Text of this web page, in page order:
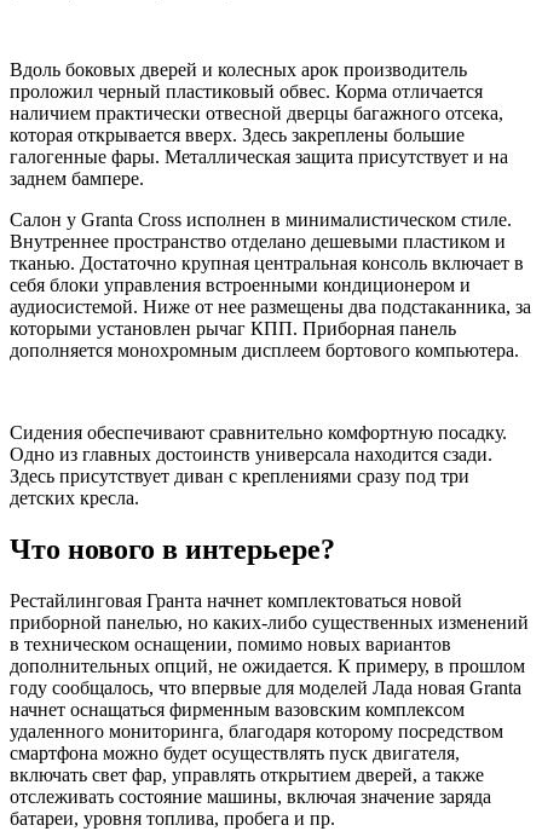
Вдоль боковых дверей и колесных арок производитель
проложил черный пластиковый обвес. Корма отличается
наличием практически отвесной дверцы багажного отсека,
которая открывается вверх. Здесь закреплены большие
галогенные фары. Металлическая защита присутствует и на
заднем бампере.
Салон у Granta Cross исполнен в минималистическом стиле.
Внутреннее пространство отделано дешевыми пластиком и
тканью. Достаточно крупная центральная консоль включает в
себя блоки управления встроенными кондиционером и
аудиосистемой. Ниже от нее размещены два подстаканника, за
которыми установлен рычаг КПП. Приборная панель
дополняется монохромным дисплеем бортового компьютера.
Сидения обеспечивают сравнительно комфортную посадку.
Одно из главных достоинств универсала находится сзади.
Здесь присутствует диван с креплениями сразу под три
детских кресла.
Что нового в интерьере?
Рестайлинговая Гранта начнет комплектоваться новой
приборной панелью, но каких-либо существенных изменений
в техническом оснащении, помимо новых вариантов
дополнительных опций, не ожидается. К примеру, в прошлом
году сообщалось, что впервые для моделей Лада новая Granta
начнет оснащаться фирменным вазовским комплексом
удаленного мониторинга, благодаря которому посредством
смартфона можно будет осуществлять пуск двигателя,
включать свет фар, управлять открытием дверей, а также
отслеживать состояние машины, включая значение заряда
батареи, уровня топлива, пробега и пр.